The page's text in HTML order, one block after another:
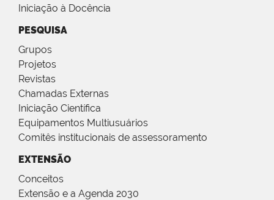
Iniciação à Docência
PESQUISA
Grupos
Projetos
Revistas
Chamadas Externas
Iniciação Científica
Equipamentos Multiusuários
Comitês institucionais de assessoramento
EXTENSÃO
Conceitos
Extensão e a Agenda 2030